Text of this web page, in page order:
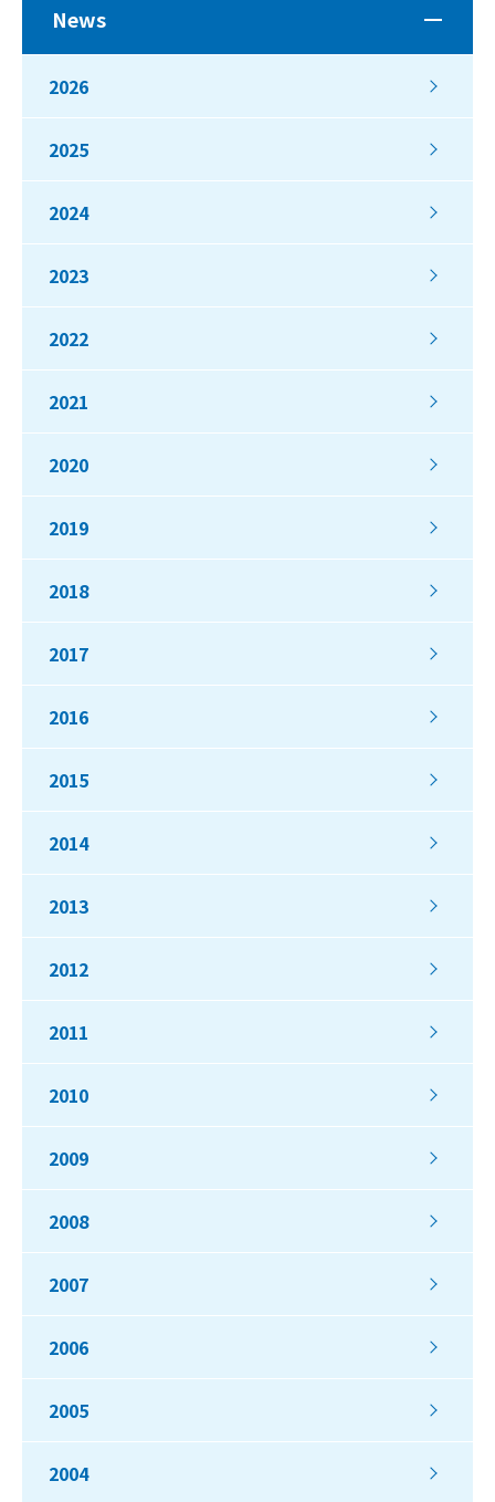
News
2026
2025
2024
2023
2022
2021
2020
2019
2018
2017
2016
2015
2014
2013
2012
2011
2010
2009
2008
2007
2006
2005
2004